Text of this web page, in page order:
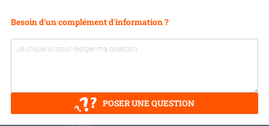
Besoin d'un complément d'information ?
POSER UNE QUESTION